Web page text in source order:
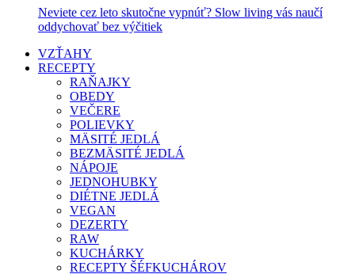
Neviete cez leto skutočne vypnúť? Slow living vás naučí
oddychovať bez výčitiek
VZŤAHY
RECEPTY
RAŇAJKY
OBEDY
VEČERE
POLIEVKY
MÄSITÉ JEDLÁ
BEZMÄSITÉ JEDLÁ
NÁPOJE
JEDNOHUBKY
DIÉTNE JEDLÁ
VEGAN
DEZERTY
RAW
KUCHÁRKY
RECEPTY ŠÉFKUCHÁROV